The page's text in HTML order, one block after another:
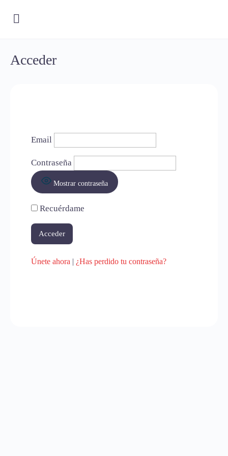
Acceder
Email
Contraseña
Mostrar contraseña
Recuérdame
Únete ahora | ¿Has perdido tu contraseña?